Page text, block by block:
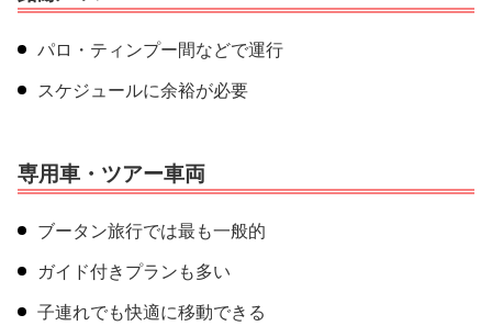
パロ・ティンプー間などで運行
スケジュールに余裕が必要
専用車・ツアー車両
ブータン旅行では最も一般的
ガイド付きプランも多い
子連れでも快適に移動できる